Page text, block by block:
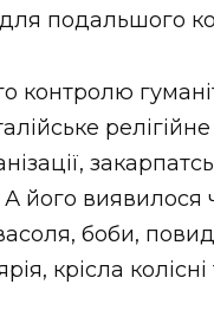
подальшого
контролю
А його
боби,
крісла